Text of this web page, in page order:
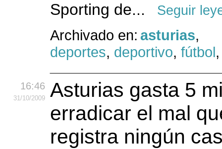
Sporting de...
Seguir
Archivado en: asturias,
deportes, deportivo, fútbol
16:46
31/10/2009
Asturias gasta 5
erradicar el mal
registra ningún